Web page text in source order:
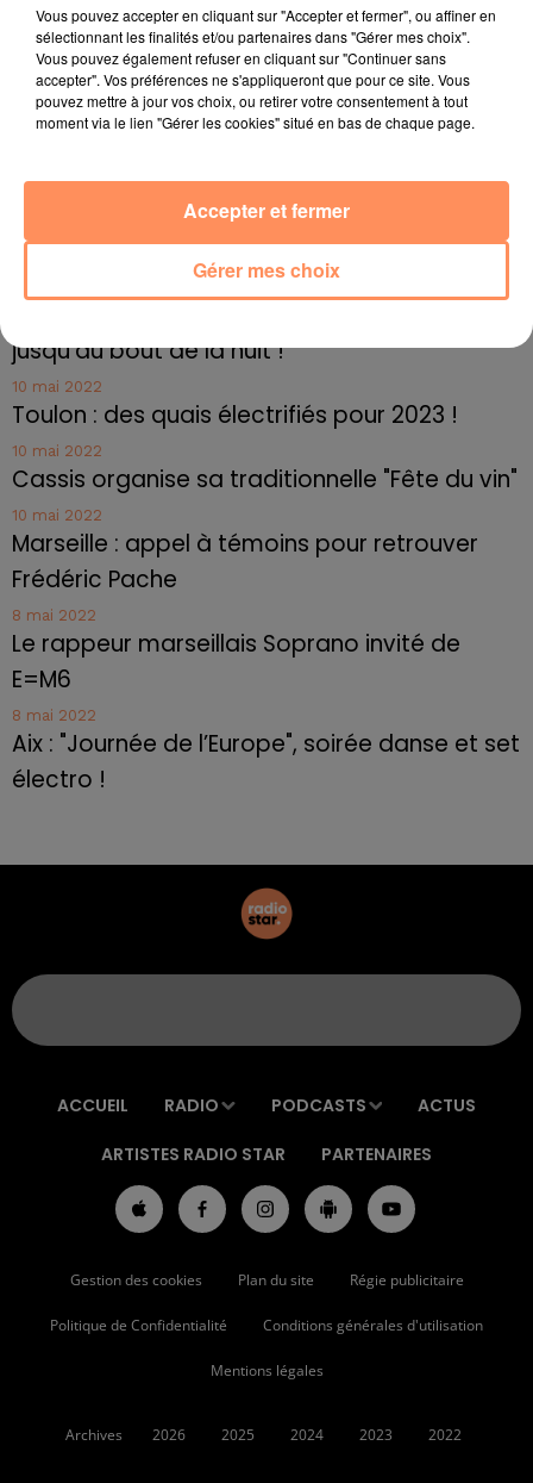
tous les deux.
fil actus
4 juillet 2022
27 juin 2022
Marseille : une application pour mettre en
relation extras et...
jusqu'au bout de la nuit !
10 mai 2022
Toulon : des quais électrifiés pour 2023 !
10 mai 2022
Cassis organise sa traditionnelle "Fête du vin"
10 mai 2022
Marseille : appel à témoins pour retrouver
Frédéric Pache
8 mai 2022
Le rappeur marseillais Soprano invité de
E=M6
8 mai 2022
Aix : "Journée de l’Europe", soirée danse et set
électro !
ACCUEIL RADIO PODCASTS ACTUS
ARTISTES RADIO STAR PARTENAIRES
Gestion des cookies Plan du site Régie publicitaire
Politique de Confidentialité Conditions générales d'utilisation
Mentions légales
Archives 2026 2025 2024 2023 2022
Vous pouvez accepter en cliquant sur "Accepter et fermer", ou affiner en
sélectionnant les finalités et/ou partenaires dans "Gérer mes choix".
Vous pouvez également refuser en cliquant sur "Continuer sans
accepter". Vos préférences ne s'appliqueront que pour ce site. Vous
pouvez mettre à jour vos choix, ou retirer votre consentement à tout
moment via le lien "Gérer les cookies" situé en bas de chaque page.
Gérer mes choix
Accepter et fermer